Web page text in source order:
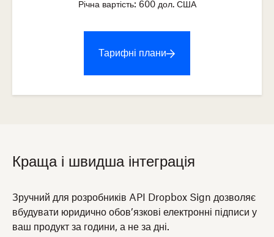
Річна вартість: 600дол. США
Тарифні плани
Краща і швидша інтеграція
Зручний для розробників API Dropbox Sign дозволяє
вбудувати юридично обов’язкові електронні підписи у
ваш продукт за години, а не за дні.